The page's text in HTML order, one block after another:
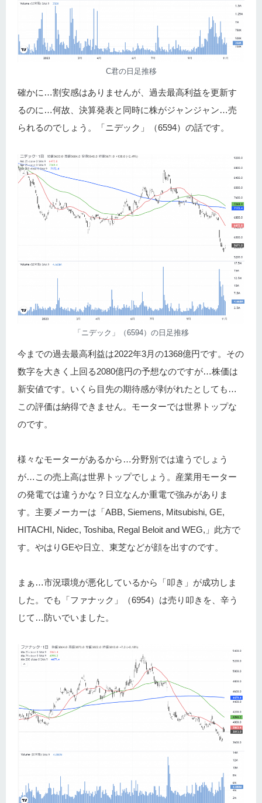
C君の日足推移
確かに…割安感はありませんが、過去最高利益を更新す
るのに…何故、決算発表と同時に株がジャンジャン…売
られるのでしょう。「ニデック」（6594）の話です。
「ニデック」（6594）の日足推移
今までの過去最高利益は2022年3月の1368億円です。その
数字を大きく上回る2080億円の予想なのですが…株価は
新安値です。いくら目先の期待感が剥がれたとしても…
この評価は納得できません。モーターでは世界トップな
のです。
様々なモーターがあるから…分野別では違うでしょう
が…この売上高は世界トップでしょう。産業用モーター
の発電では違うかな？日立なんか重電で強みがありま
す。主要メーカーは「ABB, Siemens, Mitsubishi, GE,
HITACHI, Nidec, Toshiba, Regal Beloit and WEG,」此方で
す。やはりGEや日立、東芝などが顔を出すのです。
まぁ…市況環境が悪化しているから「叩き」が成功しま
した。でも「ファナック」（6954）は売り叩きを、辛う
じて…防いでいました。